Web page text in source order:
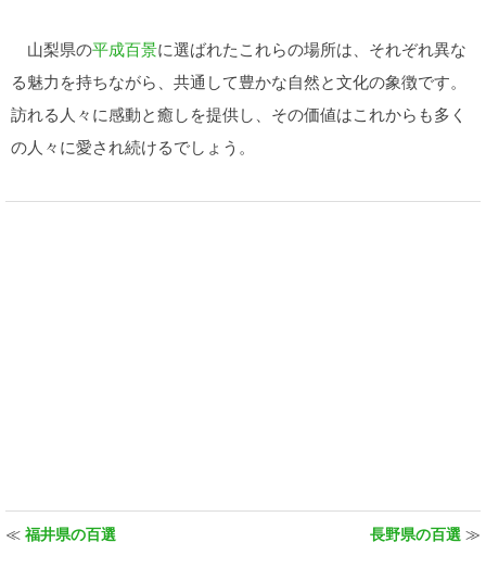
山梨県の平成百景に選ばれたこれらの場所は、それぞれ異な
る魅力を持ちながら、共通して豊かな自然と文化の象徴です。
訪れる人々に感動と癒しを提供し、その価値はこれからも多く
の人々に愛され続けるでしょう。
≪ 福井県の百選 長野県の百選 ≫